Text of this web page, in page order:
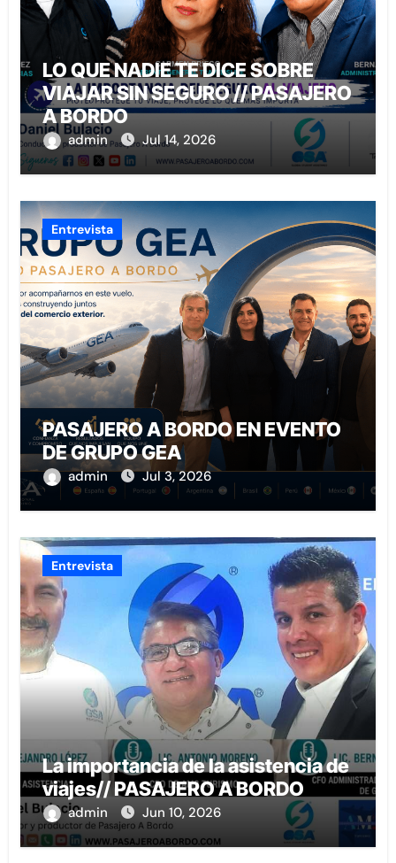
LO QUE NADIE TE DICE SOBRE
VIAJAR SIN SEGURO // PASAJERO
A BORDO
admin Jul 14, 2026
Entrevista
PASAJERO A BORDO EN EVENTO
DE GRUPO GEA
admin Jul 3, 2026
Entrevista
La importancia de la asistencia de
viajes// PASAJERO A BORDO
admin Jun 10, 2026